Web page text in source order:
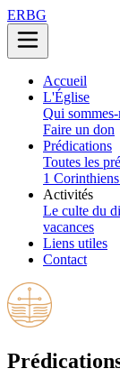
ERBG
Accueil
L'Église
Qui
Faire un don
Prédications
Toutes les
1
Activités
Le culte du
vacances
Liens utiles
Contact